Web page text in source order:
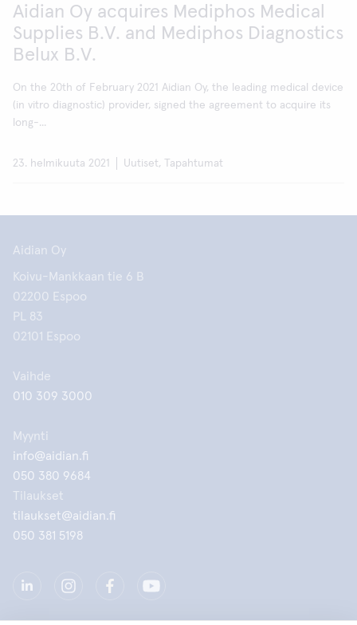
Aidian Oy acquires Mediphos Medical
Supplies B.V. and Mediphos Diagnostics
Belux B.V.
On the 20th of February 2021 Aidian Oy, the leading medical device
(in vitro diagnostic) provider, signed the agreement to acquire its
long-...
23. helmikuuta 2021 Uutiset, Tapahtumat
Aidian Oy
Koivu-Mankkaan tie 6 B
02200 Espoo
PL 83
02101 Espoo
Vaihde
010 309 3000
Myynti
info@aidian.fi
050 380 9684
Tilaukset
tilaukset@aidian.fi
050 381 5198